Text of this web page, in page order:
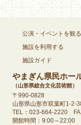
やまぎん県民ホー
（山形県総合文化芸術館）
〒990-0828
山形県山形市双葉町1-2-
TEL：023-664-2220
開館時間：9:00～22:00
公演・イベントを観る
施設を利用する
施設ガイド